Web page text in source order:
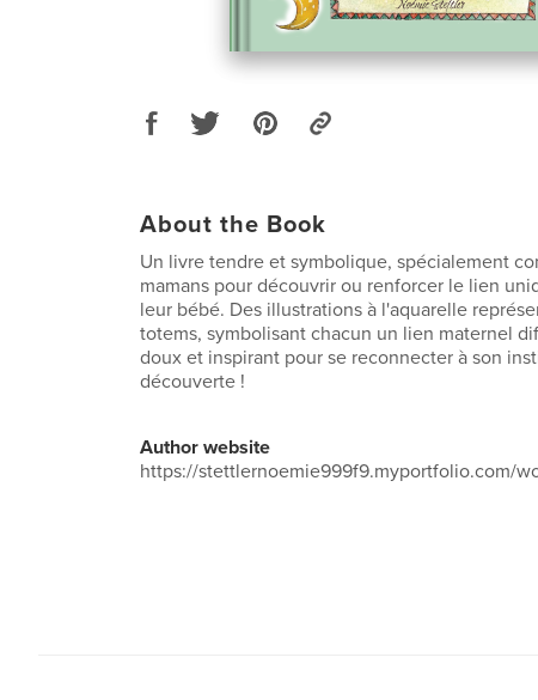
About the Book
Un livre tendre et symbolique, spécialement
mamans pour découvrir ou renforcer le lien
leur bébé. Des illustrations à l'aquarelle
totems, symbolisant chacun un lien maternel
doux et inspirant pour se reconnecter à son
découverte !
Author website
https://stettlernoemie999f9.myportfolio.com/